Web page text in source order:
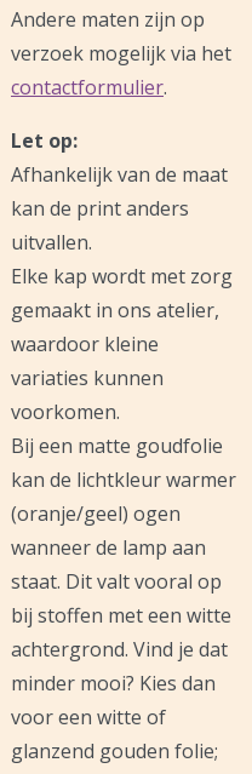
Andere maten zijn op
verzoek mogelijk via het
contactformulier.
Let op:
Afhankelijk van de maat
kan de print anders
uitvallen.
Elke kap wordt met zorg
gemaakt in ons atelier,
waardoor kleine
variaties kunnen
voorkomen.
Bij een matte goudfolie
kan de lichtkleur warmer
(oranje/geel) ogen
wanneer de lamp aan
staat. Dit valt vooral op
bij stoffen met een witte
achtergrond. Vind je dat
minder mooi? Kies dan
voor een witte of
glanzend gouden folie;